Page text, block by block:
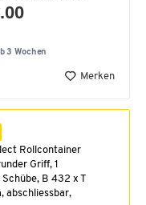
3 Wochen
Merken
Rollcontainer
Griff, 1
B 432 x T
abschliessbar,